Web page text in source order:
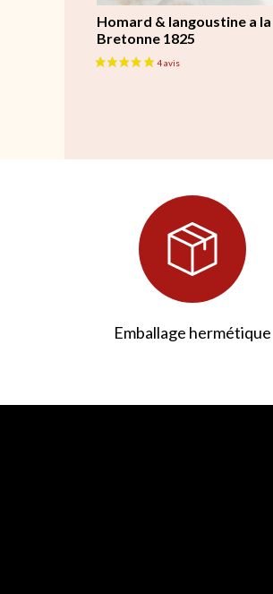
Homard & langoustine a la
Bretonne 1825
Emballage hermétique